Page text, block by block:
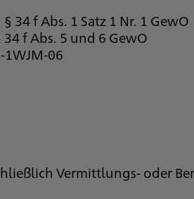
34 f Abs. 1 Satz 1 Nr. 1 GewO
f Abs. 5 und 6 GewO
06
Vermittlungs- oder